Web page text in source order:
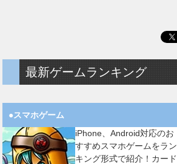
最新ゲームランキング
●スマホゲーム
iPhone、Android対応のお
すすめスマホゲームをラン
キング形式で紹介！カード